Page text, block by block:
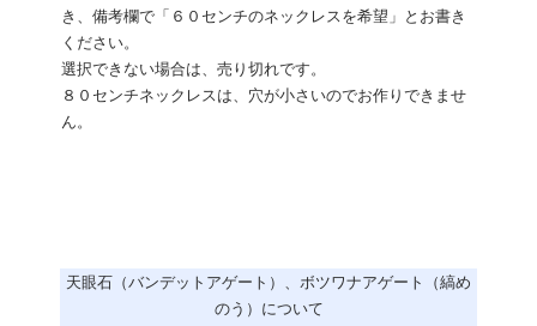
き、備考欄で「６０センチのネックレスを希望」とお書き
ください。
選択できない場合は、売り切れです。
８０センチネックレスは、穴が小さいのでお作りできませ
ん。
天眼石（バンデットアゲート）、ボツワナアゲート（縞め
のう）について